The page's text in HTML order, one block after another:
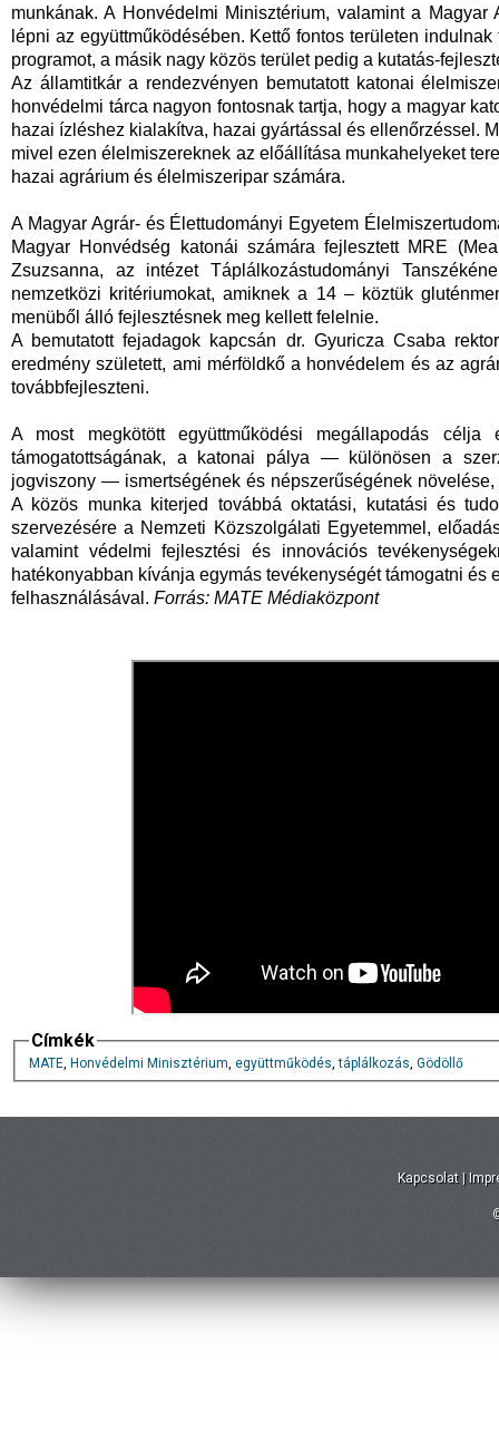
munkának. A Honvédelmi Minisztérium, valamint a
lépni az együttműködésében. Kettő fontos területen
programot, a másik nagy közös terület pedig a kutatás-
Az államtitkár a rendezvényen bemutatott katonai
honvédelmi tárca nagyon fontosnak tartja, hogy a magyar
hazai ízléshez kialakítva, hazai gyártással és ellenőrzéssel.
mivel ezen élelmiszereknek az előállítása munkahelyeket
hazai agrárium és élelmiszeripar számára.
A Magyar Agrár- és Élettudományi Egyetem
Magyar Honvédség katonái számára fejlesztett MRE
Zsuzsanna, az intézet Táplálkozástudományi
nemzetközi kritériumokat, amiknek a 14 – köztük
menüből álló fejlesztésnek meg kellett felelnie.
A bemutatott fejadagok kapcsán dr. Gyuricza Csaba
eredmény született, ami mérföldkő a honvédelem és az
továbbfejleszteni.
A most megkötött együttműködési megállapodás célja
támogatottságának, a katonai pálya — különösen a
jogviszony — ismertségének és népszerűségének
A közös munka kiterjed továbbá oktatási, kutatási és
szervezésére a Nemzeti Közszolgálati Egyetemmel,
valamint védelmi fejlesztési és innovációs
hatékonyabban kívánja egymás tevékenységét támogatni
felhasználásával. Forrás: MATE Médiaközpont
Címkék
MATE, Honvédelmi Minisztérium, együttműködés,táplálkozás, Gödöllő
Kapcsolat |